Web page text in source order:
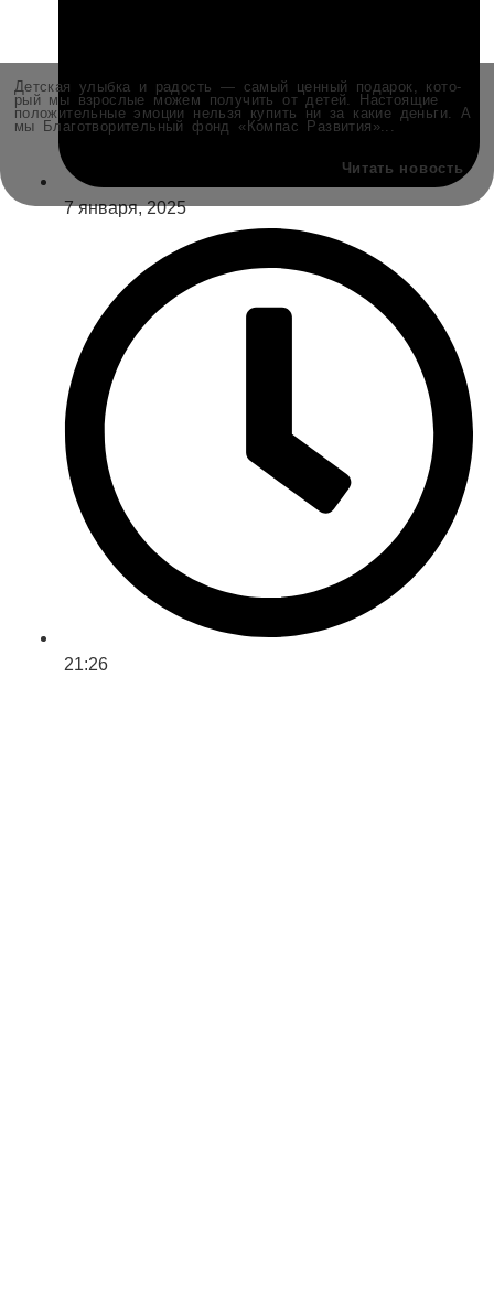
7 января, 2025
21:26
Дет­ская улыб­ка и радость — самый цен­ный пода­рок, кото­
рый мы взрос­лые можем полу­чить от детей. Насто­я­щие
поло­жи­тель­ные эмо­ции нель­зя купить ни за какие день­ги. А
мы Бла­го­тво­ри­тель­ный фонд «Ком­пас Раз­ви­тия»...
Читать новость